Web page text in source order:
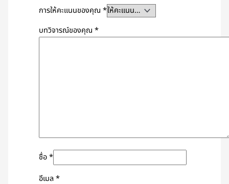
การให้คะแนนของคุณ*
บทวิจารณ์ของคุณ*
ชื่อ*
อีเมล*